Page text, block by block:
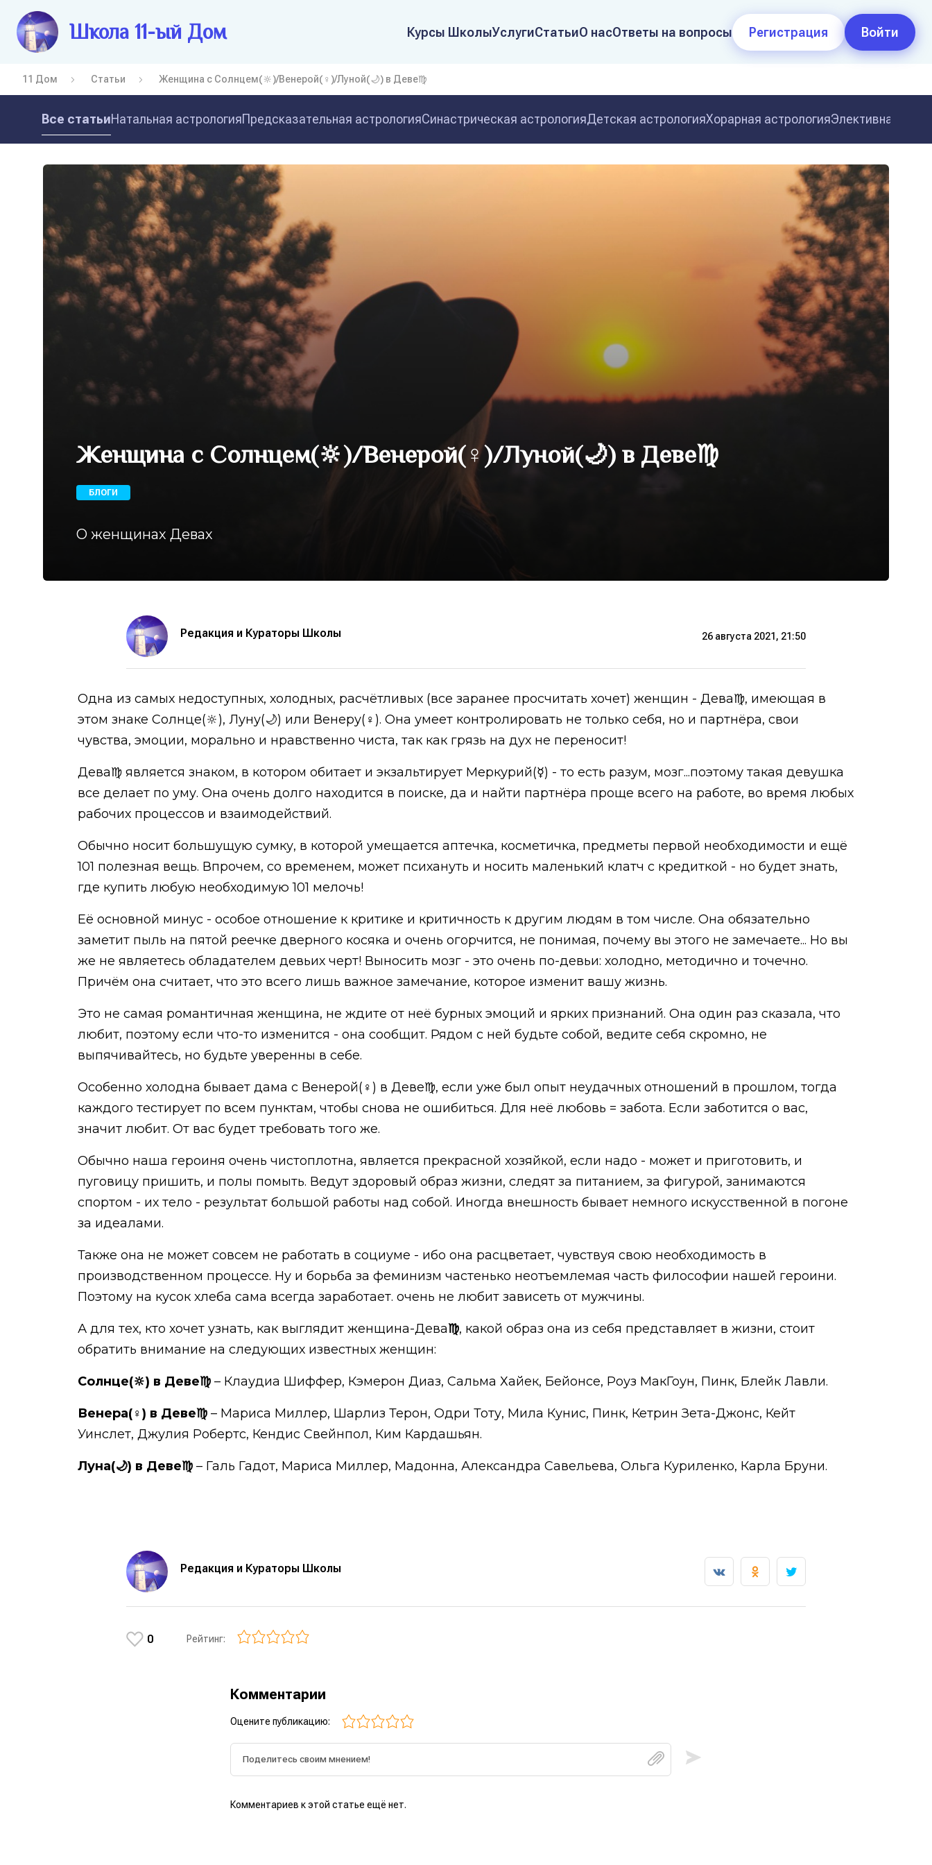
Школа 11-ый Дом Курсы ШколыУслугиСтатьиО насОтветы на вопросы Регистрация Войти
11 Дом Статьи Женщина с Солнцем(🔆)/Венерой(♀)/Луной(🌙) в Деве♍
Все статьиНатальная астрологияПредсказательная астрологияСинастрическая астрологияДетская астрологияХорарная астрологияЭлективная
Женщина с Солнцем(🔆)/Венерой(♀)/Луной(🌙) в Деве♍
БЛОГИ
О женщинах Девах
Редакция и Кураторы Школы 26 августа 2021, 21:50
Одна из самых недоступных, холодных, расчётливых (все заранее просчитать хочет) женщин - Дева♍, имеющая в
этом знаке Солнце(🔆), Луну(🌙) или Венеру(♀). Она умеет контролировать не только себя, но и партнёра, свои
чувства, эмоции, морально и нравственно чиста, так как грязь на дух не переносит!
Дева♍ является знаком, в котором обитает и экзальтирует Меркурий(☿) - то есть разум, мозг...поэтому такая девушка
все делает по уму. Она очень долго находится в поиске, да и найти партнёра проще всего на работе, во время любых
рабочих процессов и взаимодействий.
Обычно носит большущую сумку, в которой умещается аптечка, косметичка, предметы первой необходимости и ещё
101 полезная вещь. Впрочем, со временем, может психануть и носить маленький клатч с кредиткой - но будет знать,
где купить любую необходимую 101 мелочь!
Её основной минус - особое отношение к критике и критичность к другим людям в том числе. Она обязательно
заметит пыль на пятой реечке дверного косяка и очень огорчится, не понимая, почему вы этого не замечаете... Но вы
же не являетесь обладателем девьих черт! Выносить мозг - это очень по-девьи: холодно, методично и точечно.
Причём она считает, что это всего лишь важное замечание, которое изменит вашу жизнь.
Это не самая романтичная женщина, не ждите от неё бурных эмоций и ярких признаний. Она один раз сказала, что
любит, поэтому если что-то изменится - она сообщит. Рядом с ней будьте собой, ведите себя скромно, не
выпячивайтесь, но будьте уверенны в себе.
Особенно холодна бывает дама с Венерой(♀) в Деве♍, если уже был опыт неудачных отношений в прошлом, тогда
каждого тестирует по всем пунктам, чтобы снова не ошибиться. Для неё любовь = забота. Если заботится о вас,
значит любит. От вас будет требовать того же.
Обычно наша героиня очень чистоплотна, является прекрасной хозяйкой, если надо - может и приготовить, и
пуговицу пришить, и полы помыть. Ведут здоровый образ жизни, следят за питанием, за фигурой, занимаются
спортом - их тело - результат большой работы над собой. Иногда внешность бывает немного искусственной в погоне
за идеалами.
Также она не может совсем не работать в социуме - ибо она расцветает, чувствуя свою необходимость в
производственном процессе. Ну и борьба за феминизм частенько неотъемлемая часть философии нашей героини.
Поэтому на кусок хлеба сама всегда заработает. очень не любит зависеть от мужчины.
А для тех, кто хочет узнать, как выглядит женщина-Дева♍, какой образ она из себя представляет в жизни, стоит
обратить внимание на следующих известных женщин:
Солнце(🔆) в Деве♍ – Клаудиа Шиффер, Кэмерон Диаз, Сальма Хайек, Бейонсе, Роуз МакГоун, Пинк, Блейк Лавли.
Венера(♀) в Деве♍ – Мариса Миллер, Шарлиз Терон, Одри Тоту, Мила Кунис, Пинк, Кетрин Зета-Джонс, Кейт
Уинслет, Джулия Робертс, Кендис Свейнпол, Ким Кардашьян.
Луна(🌙) в Деве♍ – Галь Гадот, Мариса Миллер, Мадонна, Александра Савельева, Ольга Куриленко, Карла Бруни.
Редакция и Кураторы Школы
0 Рейтинг:
Комментарии
Оцените публикацию:
Комментариев к этой статье ещё нет.